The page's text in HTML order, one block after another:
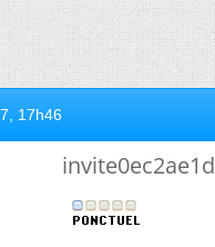
17h46
invite0ec2ae1d